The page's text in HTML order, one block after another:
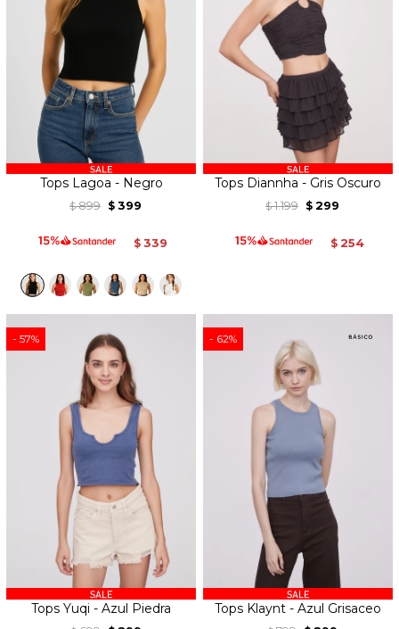
Tops Lagoa - Negro
$ 899 $ 399
$ 339
Tops Diannha - Gris Oscuro
$ 1.199 $ 299
$ 254
57
Tops Yuqi - Azul Piedra
62
Tops Klaynt - Azul Grisaceo